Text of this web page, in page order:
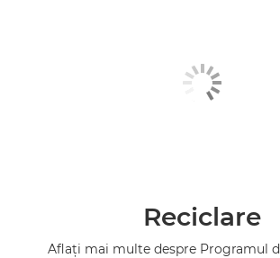
Reciclare
Aflaţi mai multe despre Programul